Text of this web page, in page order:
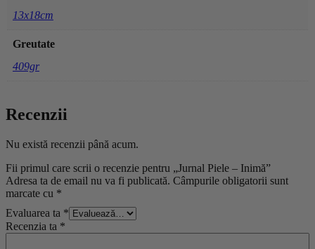
13x18cm
Greutate
409gr
Recenzii
Nu există recenzii până acum.
Fii primul care scrii o recenzie pentru „Jurnal Piele – Inimă”
Adresa ta de email nu va fi publicată. Câmpurile obligatorii sunt
marcate cu *
Evaluarea ta *
Recenzia ta *